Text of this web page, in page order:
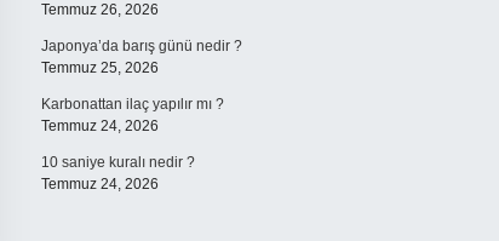
Temmuz 26, 2026
Japonya’da barış günü nedir ?
Temmuz 25, 2026
Karbonattan ilaç yapılır mı ?
Temmuz 24, 2026
10 saniye kuralı nedir ?
Temmuz 24, 2026